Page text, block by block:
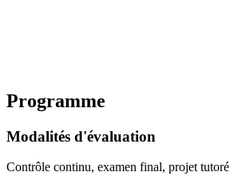
Programme
Modalités d'évaluation
Contrôle continu, examen final, projet tutoré